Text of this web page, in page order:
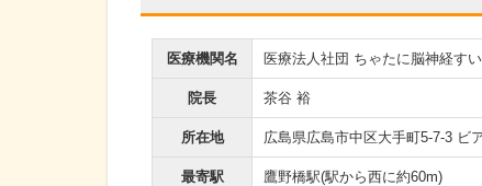
医療機関名 医療法人社団 ちゃたに脳神経す
院長 茶谷 裕
所在地 広島県広島市中区大手町5-7-3 ビ
最寄駅 鷹野橋駅(駅から西に約60m)